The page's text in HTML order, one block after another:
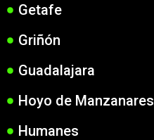
Getafe
Griñón
Guadalajara
Hoyo de Manzanares
Humanes